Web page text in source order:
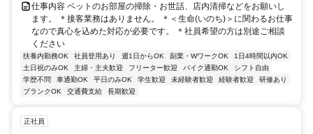
仕事内容 ペットのお部屋の掃除・お世話、店内清掃などをお願いし
ます。 ＊接客業務はありません。 ＊＜生命(いのち)＞に関わるお仕事
なので真心を込めた対応が必要です。 ＊社員希望の方は別途ご相談
ください
扶養内勤務OK 社員登用あり 週1日からOK 副業・WワークOK
1日4時間以内OK
土日祝のみOK
主婦・主夫歓迎 フリーター歓迎 バイク通勤OK
シフト自由
学歴不問
車通勤OK 平日のみOK 学生歓迎 未経験者歓迎 経験者歓迎
研修あり
ブランクOK
交通費支給 長期歓迎
正社員